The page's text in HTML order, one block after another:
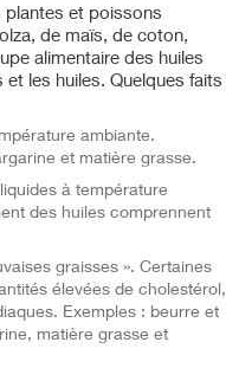
plantes et poissons
de maïs, de coton,
alimentaire des huiles
les huiles. Quelques faits
ambiante.
et matière grasse.
à température
des huiles comprennent
graisses ». Certaines
élevées de cholestérol,
Exemples : beurre et
matière grasse et